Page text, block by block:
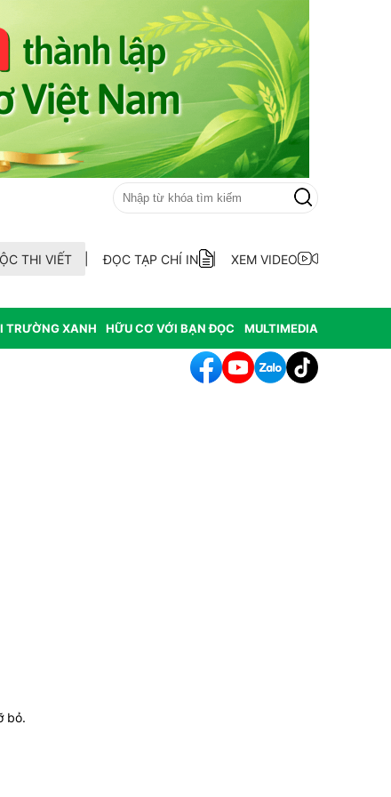
THI VIẾT ĐỌC TẠP CHÍ IN XEM VIDEO
TRƯỜNG XANH HỮU CƠ VỚI BẠN ĐỌC MULTIMEDIA
tác cần sa làm thay đổi môi trường nghiêm trọng tại Hoa Kỳ
bỏ.